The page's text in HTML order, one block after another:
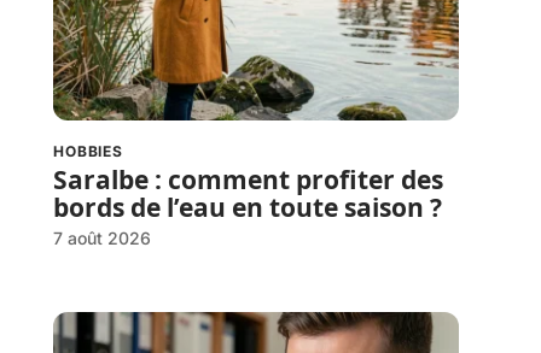
HOBBIES
Saralbe : comment profiter des
bords de l’eau en toute saison ?
7 août 2026